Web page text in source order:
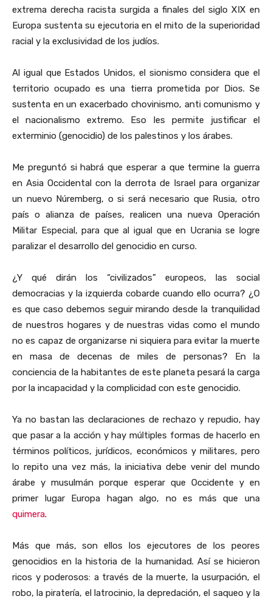
extrema derecha racista surgida a finales del siglo XIX en
Europa sustenta su ejecutoria en el mito de la superioridad
racial y la exclusividad de los judíos.
Al igual que Estados Unidos, el sionismo considera que el
territorio ocupado es una tierra prometida por Dios. Se
sustenta en un exacerbado chovinismo, anti comunismo y
el nacionalismo extremo. Eso les permite justificar el
exterminio (genocidio) de los palestinos y los árabes.
Me preguntó si habrá que esperar a que termine la guerra
en Asia Occidental con la derrota de Israel para organizar
un nuevo Núremberg, o si será necesario que Rusia, otro
país o alianza de países, realicen una nueva Operación
Militar Especial, para que al igual que en Ucrania se logre
paralizar el desarrollo del genocidio en curso.
¿Y qué dirán los “civilizados” europeos, las social
democracias y la izquierda cobarde cuando ello ocurra? ¿O
es que caso debemos seguir mirando desde la tranquilidad
de nuestros hogares y de nuestras vidas como el mundo
no es capaz de organizarse ni siquiera para evitar la muerte
en masa de decenas de miles de personas? En la
conciencia de la habitantes de este planeta pesará la carga
por la incapacidad y la complicidad con este genocidio.
Ya no bastan las declaraciones de rechazo y repudio, hay
que pasar a la acción y hay múltiples formas de hacerlo en
términos políticos, jurídicos, económicos y militares, pero
lo repito una vez más, la iniciativa debe venir del mundo
árabe y musulmán porque esperar que Occidente y en
primer lugar Europa hagan algo, no es más que una
quimera.
Más que más, son ellos los ejecutores de los peores
genocidios en la historia de la humanidad. Así se hicieron
ricos y poderosos: a través de la muerte, la usurpación, el
robo, la piratería, el latrocinio, la depredación, el saqueo y la